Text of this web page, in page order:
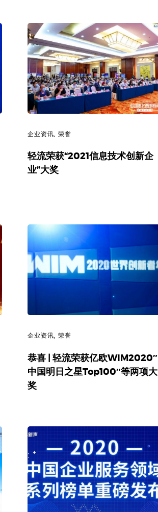
企业资讯, 荣誉
轻流荣获“2021信息技术创新企
业”大奖
企业资讯, 荣誉
恭喜 | 轻流荣获亿欧WIM2020″
中国明日之星Top100″等两项大
奖